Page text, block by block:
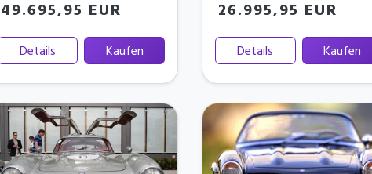
49.695,95 EUR
Details Kaufen
26.995,95 EUR
Details Kaufen